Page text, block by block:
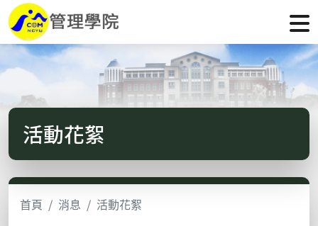
活動花絮
首頁 消息 活動花絮